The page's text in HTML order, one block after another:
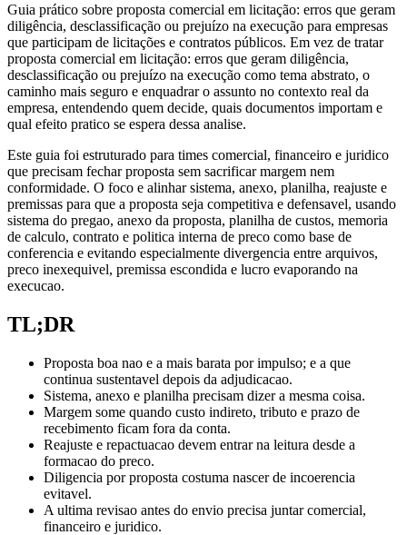
Guia prático sobre proposta comercial em licitação: erros que geram
diligência, desclassificação ou prejuízo na execução para empresas
que participam de licitações e contratos públicos. Em vez de tratar
proposta comercial em licitação: erros que geram diligência,
desclassificação ou prejuízo na execução como tema abstrato, o
caminho mais seguro e enquadrar o assunto no contexto real da
empresa, entendendo quem decide, quais documentos importam e
qual efeito pratico se espera dessa analise.
Este guia foi estruturado para times comercial, financeiro e juridico
que precisam fechar proposta sem sacrificar margem nem
conformidade. O foco e alinhar sistema, anexo, planilha, reajuste e
premissas para que a proposta seja competitiva e defensavel, usando
sistema do pregao, anexo da proposta, planilha de custos, memoria
de calculo, contrato e politica interna de preco como base de
conferencia e evitando especialmente divergencia entre arquivos,
preco inexequivel, premissa escondida e lucro evaporando na
execucao.
TL;DR
Proposta boa nao e a mais barata por impulso; e a que
continua sustentavel depois da adjudicacao.
Sistema, anexo e planilha precisam dizer a mesma coisa.
Margem some quando custo indireto, tributo e prazo de
recebimento ficam fora da conta.
Reajuste e repactuacao devem entrar na leitura desde a
formacao do preco.
Diligencia por proposta costuma nascer de incoerencia
evitavel.
A ultima revisao antes do envio precisa juntar comercial,
financeiro e juridico.